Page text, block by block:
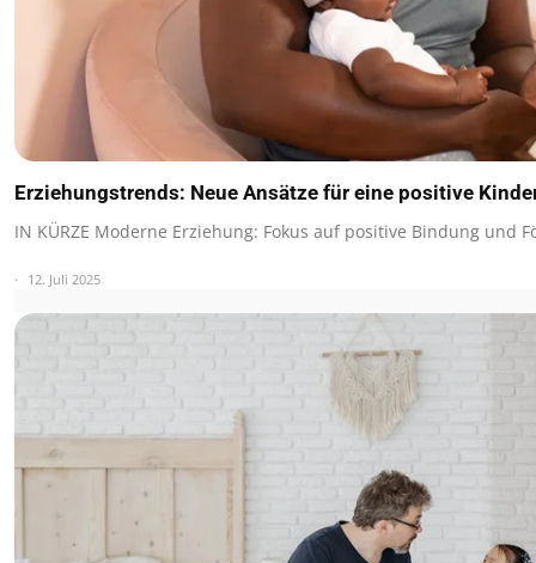
Erziehungstrends: Neue Ansätze für eine positive
IN KÜRZE Moderne Erziehung: Fokus auf positive Bindung und
12. Juli 2025